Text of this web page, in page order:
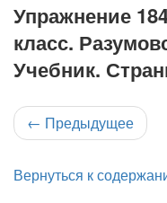
Упражнение
класс.
Учебник.
← Предыдущее
Вернуться к